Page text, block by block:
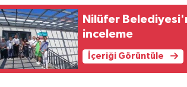
Nilüfer
inceleme
İçeriği Görüntüle